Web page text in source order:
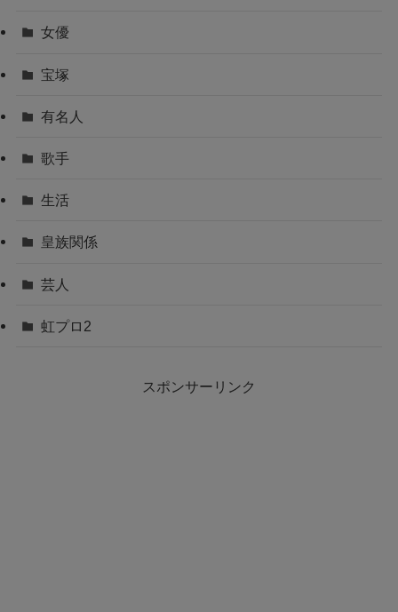
女優
宝塚
有名人
歌手
生活
皇族関係
芸人
虹プロ2
スポンサーリンク